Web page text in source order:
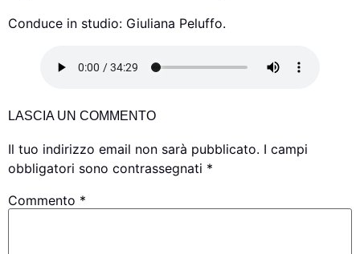
Conduce in studio: Giuliana Peluffo.
LASCIA UN COMMENTO
Il tuo indirizzo email non sarà pubblicato. I campi
obbligatori sono contrassegnati *
Commento *